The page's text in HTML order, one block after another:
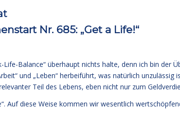
Nr. 685: „Get a Life!“
Balance“ überhaupt nichts halte, denn ich bin der
und „Leben“ herbeiführt, was natürlich unzulässig
Teil des Lebens, eben nicht nur zum
Auf diese Weise kommen wir wesentlich